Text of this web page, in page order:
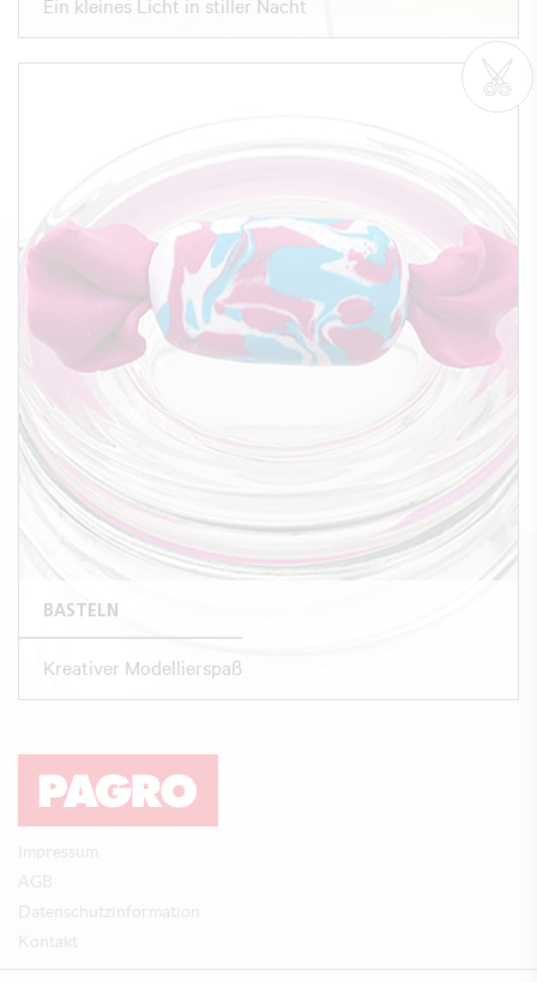
BASTELN
Kreativer Modellierspaß
Impressum
AGB
Datenschutzinformation
Kontakt